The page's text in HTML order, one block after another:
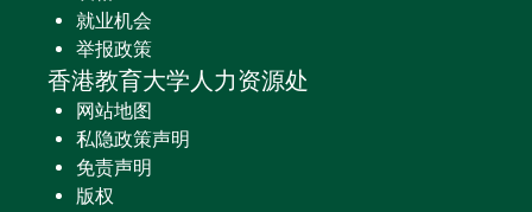
就业机会
举报政策
香港教育大学人力资源处
网站地图
私隐政策声明
免责声明
版权